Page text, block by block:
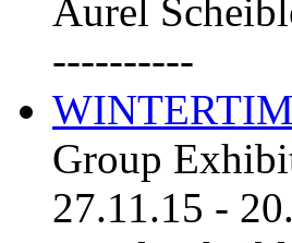
Aurel
----------
Group
27.11.15 -